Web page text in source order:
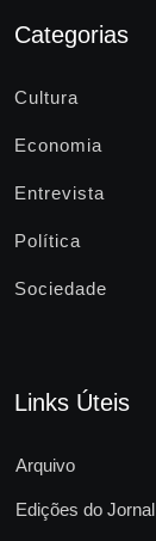
Categorias
Cultura
Economia
Entrevista
Política
Sociedade
Links Úteis
Arquivo
Edições do Jornal